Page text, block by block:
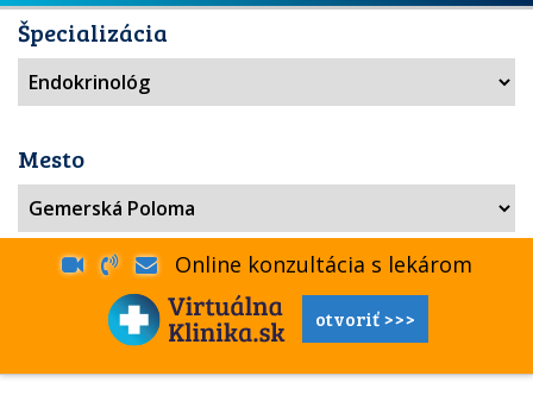
Špecializácia
Mesto
Online konzultácia s lekárom
otvoriť >>>